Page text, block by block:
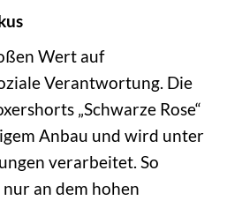
Wert auf
Verantwortung. Die
„Schwarze Rose“
Anbau und wird unter
verarbeitet. So
an dem hohen